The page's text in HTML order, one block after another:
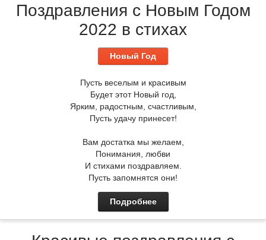
Поздравления с Новым Годом
2022 в стихах
Новый Год
Пусть веселым и красивым
Будет этот Новый год,
Ярким, радостным, счастливым,
Пусть удачу принесет!
Вам достатка мы желаем,
Понимания, любви
И стихами поздравляем.
Пусть запомнятся они!
Подробнее